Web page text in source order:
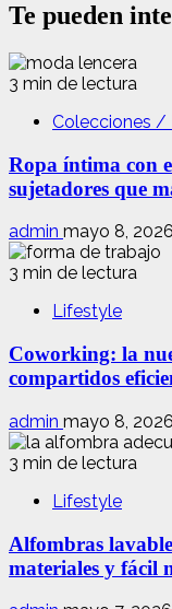
Te pueden
3 min de lectura
Colecciones /
Ropa íntima con
sujetadores que
admin mayo 8, 2026
3 min de lectura
Lifestyle
Coworking: la
compartidos
admin mayo 8, 2026
3 min de lectura
Lifestyle
Alfombras
materiales y fácil